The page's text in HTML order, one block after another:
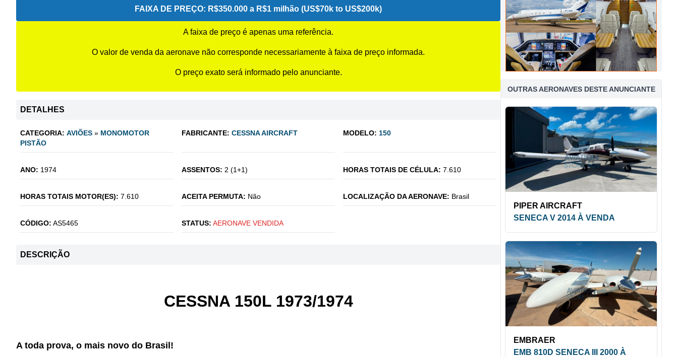
FAIXA DE PREÇO: R$350.000 a R$1 milhão (US$70k to US$200k)
A faixa de preço é apenas uma referência.
O valor de venda da aeronave não corresponde necessariamente à faixa de preço informada.
O preço exato será informado pelo anunciante.
DETALHES
CATEGORIA: AVIÕES » MONOMOTOR
PISTÃO
FABRICANTE: CESSNA AIRCRAFT MODELO: 150
ANO: 1974 ASSENTOS: 2 (1+1) HORAS TOTAIS DE CÉLULA: 7.610
HORAS TOTAIS MOTOR(ES): 7.610 ACEITA PERMUTA: Não LOCALIZAÇÃO DA AERONAVE: Brasil
CÓDIGO: AS5465 STATUS: AERONAVE VENDIDA
DESCRIÇÃO
CESSNA 150L 1973/1974
A toda prova, o mais novo do Brasil!
OUTRAS AERONAVES DESTE ANUNCIANTE
PIPER AIRCRAFT
SENECA V 2014 À VENDA
EMBRAER
EMB 810D SENECA III 2000 À